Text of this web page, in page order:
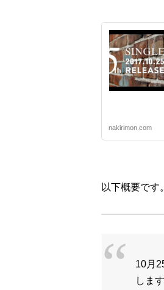
nakirimon.com
以下概要です。
10月
しま